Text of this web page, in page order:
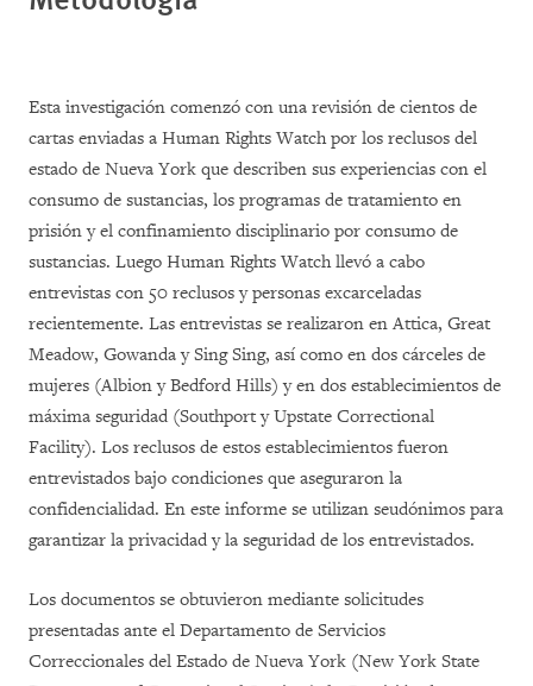
Esta investigación comenzó con una revisión de cientos de
cartas enviadas a Human Rights Watch por los reclusos del
estado de Nueva York que describen sus experiencias con el
consumo de sustancias, los programas de tratamiento en
prisión y el confinamiento disciplinario por consumo de
sustancias. Luego Human Rights Watch llevó a cabo
entrevistas con 50 reclusos y personas excarceladas
recientemente. Las entrevistas se realizaron en Attica, Great
Meadow, Gowanda y Sing Sing, así como en dos cárceles de
mujeres (Albion y Bedford Hills) y en dos establecimientos de
máxima seguridad (Southport y Upstate Correctional
Facility). Los reclusos de estos establecimientos fueron
entrevistados bajo condiciones que aseguraron la
confidencialidad. En este informe se utilizan seudónimos para
garantizar la privacidad y la seguridad de los entrevistados.
Los documentos se obtuvieron mediante solicitudes
presentadas ante el Departamento de Servicios
Correccionales del Estado de Nueva York (New York State